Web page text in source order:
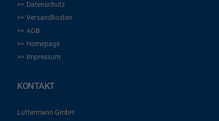
Datenschutz
Versandkosten
AGB
Homepage
Impressum
KONTAKT
Luttermann GmbH